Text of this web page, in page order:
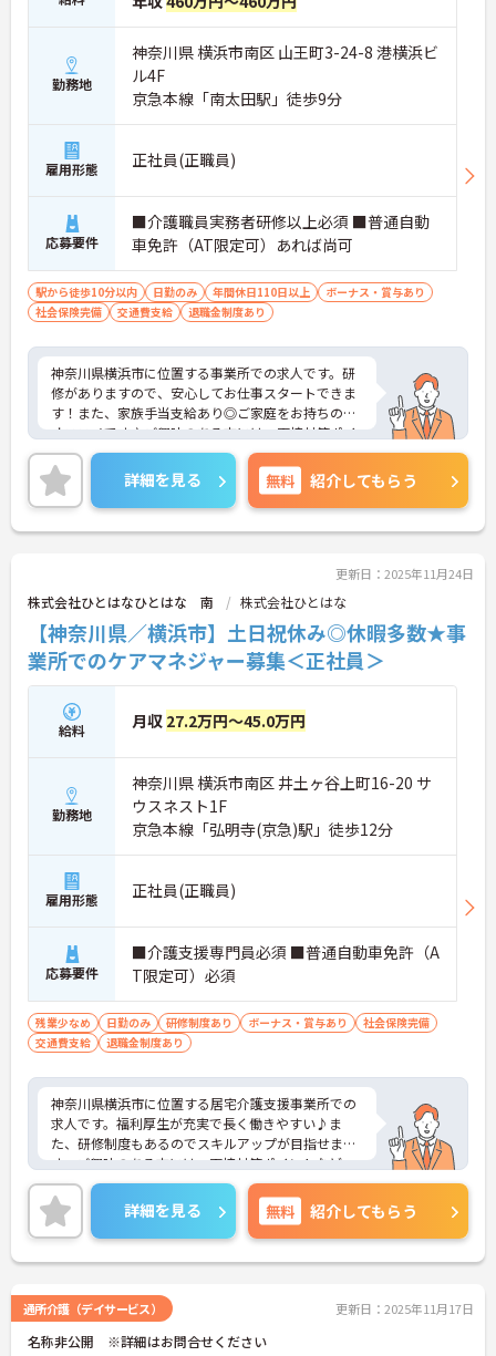
勤務地
神奈川県 横浜市南区 山王町3-24-8 港横浜ビ
ル4F
京急本線「南太田駅」徒歩9分
雇用形態 正社員(正職員)
応募要件
■介護職員実務者研修以上必須 ■普通自動
車免許（AT限定可）あれば尚可
駅から徒歩10分以内 日勤のみ 年間休日110日以上
ボーナス・賞与あり
社会保険完備
交通費支給 退職金制度あり
神奈川県横浜市に位置する事業所での求人です。研
修がありますので、安心してお仕事スタートできま
す！また、家族手当支給あり◎ご家庭をお持ちの方
オススメです♪ご興味のある方には、面接対策ポイ
ントなど、さらに詳細をご案内しますのでお気軽に
ご相談ください！詳細を見る 無料 紹介してもらう
更新日：2025年11月24日
株式会社ひとはなひとはな 南 株式会社ひとはな
【神奈川県／横浜市】土日祝休み◎休暇多数★事
業所でのケアマネジャー募集＜正社員＞
給料 月収 27.2万円～45.0万円
勤務地
神奈川県 横浜市南区 井土ヶ谷上町16-20 サ
ウスネスト1F
京急本線「弘明寺(京急)駅」徒歩12分
雇用形態 正社員(正職員)
応募要件
■介護支援専門員必須 ■普通自動車免許（A
T限定可）必須
残業少なめ 日勤のみ 研修制度あり ボーナス・賞与あり
社会保険完備
交通費支給
退職金制度あり
神奈川県横浜市に位置する居宅介護支援事業所での
求人です。福利厚生が充実で長く働きやすい♪ま
た、研修制度もあるのでスキルアップが目指せま
す。ご興味のある方には、面接対策ポイントなど、
さらに詳細をご案内しますのでお気軽にご相談くだ
さい！
詳細を見る 無料 紹介してもらう
通所介護（デイサービス） 更新日：2025年11月17日
名称非公開 ※詳細はお問合せください